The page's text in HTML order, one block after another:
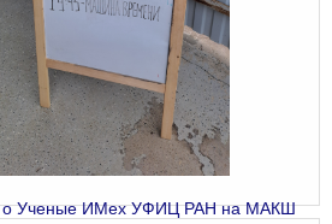
Ученые ИМех УФИЦ РАН на МАКШ